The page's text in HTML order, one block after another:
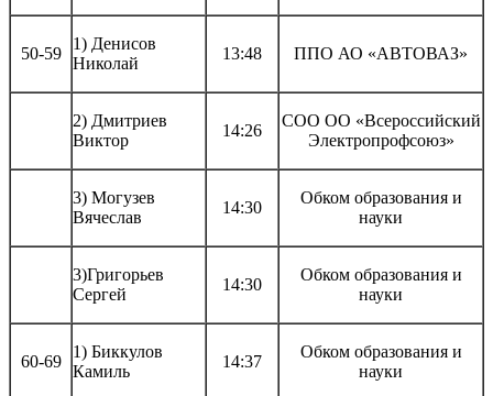
50-59
1) Денисов
Николай
13:48 ППО АО «АВТОВАЗ»
2) Дмитриев
Виктор
14:26
СОО ОО «Всероссийский
Электропрофсоюз»
3) Могузев
Вячеслав
14:30
Обком образования и
науки
3)Григорьев
Сергей
14:30
Обком образования и
науки
60-69
1) Биккулов
Камиль
14:37
Обком образования и
науки